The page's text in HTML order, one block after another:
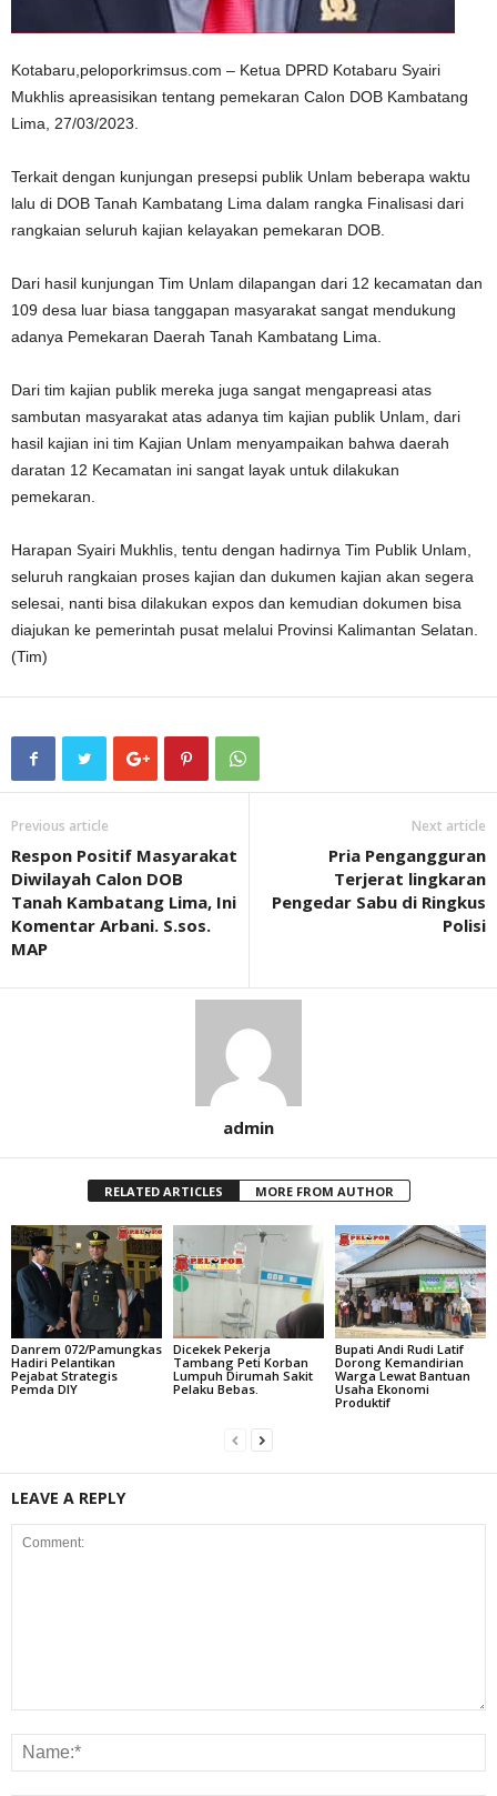
Kotabaru,peloporkrimsus.com – Ketua DPRD Kotabaru Syairi
Mukhlis apreasisikan tentang pemekaran Calon DOB Kambatang
Lima, 27/03/2023.
Terkait dengan kunjungan presepsi publik Unlam beberapa waktu
lalu di DOB Tanah Kambatang Lima dalam rangka Finalisasi dari
rangkaian seluruh kajian kelayakan pemekaran DOB.
Dari hasil kunjungan Tim Unlam dilapangan dari 12 kecamatan dan
109 desa luar biasa tanggapan masyarakat sangat mendukung
adanya Pemekaran Daerah Tanah Kambatang Lima.
Dari tim kajian publik mereka juga sangat mengapreasi atas
sambutan masyarakat atas adanya tim kajian publik Unlam, dari
hasil kajian ini tim Kajian Unlam menyampaikan bahwa daerah
daratan 12 Kecamatan ini sangat layak untuk dilakukan
pemekaran.
Harapan Syairi Mukhlis, tentu dengan hadirnya Tim Publik Unlam,
seluruh rangkaian proses kajian dan dukumen kajian akan segera
selesai, nanti bisa dilakukan expos dan kemudian dokumen bisa
diajukan ke pemerintah pusat melalui Provinsi Kalimantan Selatan.
(Tim)
Previous article
Respon Positif Masyarakat
Diwilayah Calon DOB
Tanah Kambatang Lima, Ini
Komentar Arbani. S.sos.
MAP
Next article
Pria Pengangguran
Terjerat lingkaran
Pengedar Sabu di Ringkus
Polisi
admin
RELATED ARTICLES MORE FROM AUTHOR
Danrem 072/Pamungkas
Hadiri Pelantikan
Pejabat Strategis
Pemda DIY
Dicekek Pekerja
Tambang Peti Korban
Lumpuh Dirumah Sakit
Pelaku Bebas.
Bupati Andi Rudi Latif
Dorong Kemandirian
Warga Lewat Bantuan
Usaha Ekonomi
Produktif
LEAVE A REPLY